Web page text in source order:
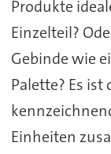
Produkte
Einzelteil?
Gebinde wie
Palette? Es
Einheiten